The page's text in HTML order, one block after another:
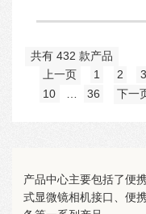
共有 432 款产品
上一页
1 2 3
10
36 下一
产品中心主要包括了便
式显微镜相机接口、便